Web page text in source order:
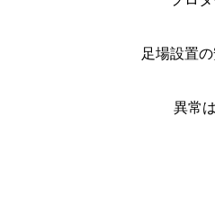
足場設置
異常